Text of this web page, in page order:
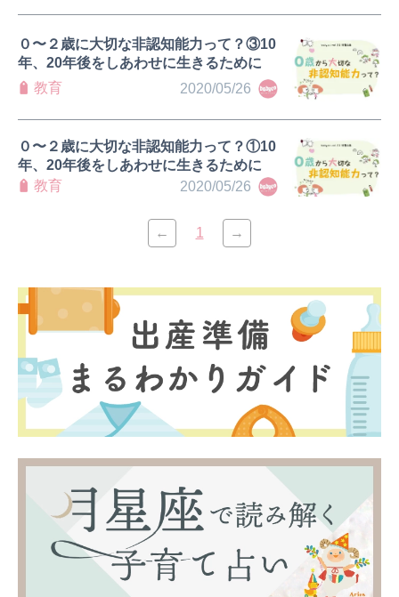
2020/05/26
０〜２歳に大切な非認知能力って？③10
年、20年後をしあわせに生きるために
教育
2020/05/26
０〜２歳に大切な非認知能力って？①10
年、20年後をしあわせに生きるために
教育
← 1 →